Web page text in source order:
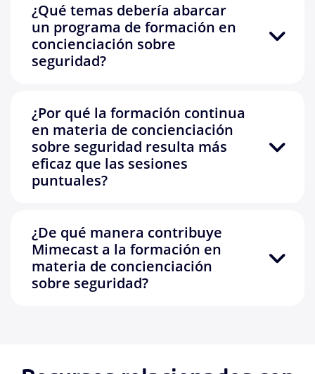
¿Qué temas debería abarcar
un programa de formación en
concienciación sobre
seguridad?
¿Por qué la formación continua
en materia de concienciación
sobre seguridad resulta más
eficaz que las sesiones
puntuales?
¿De qué manera contribuye
Mimecast a la formación en
materia de concienciación
sobre seguridad?